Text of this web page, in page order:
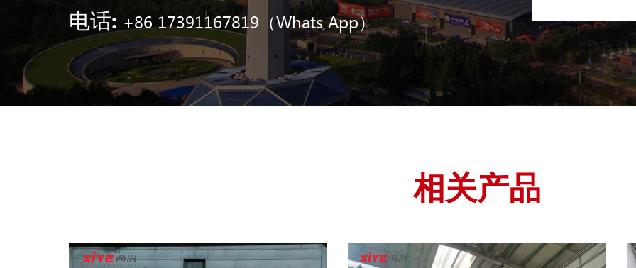
电话: +86 17391167819（Whats App）
相关产品